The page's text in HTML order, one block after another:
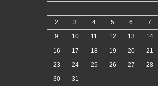
2
3 4 5 6 7
9
10 11 12 13 14
16
17 18 19 20 21
23
24 25 26 27 28
30
31